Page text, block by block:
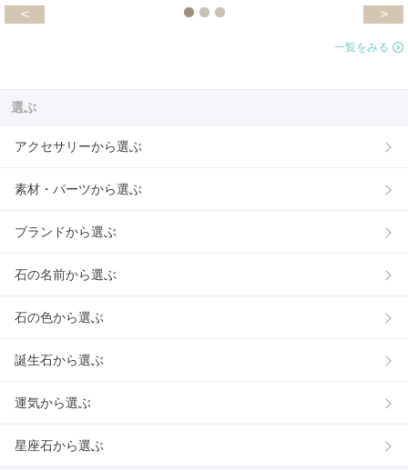
< >
一覧をみる
選ぶ
アクセサリーから選ぶ
素材・パーツから選ぶ
ブランドから選ぶ
石の名前から選ぶ
石の色から選ぶ
誕生石から選ぶ
運気から選ぶ
星座石から選ぶ